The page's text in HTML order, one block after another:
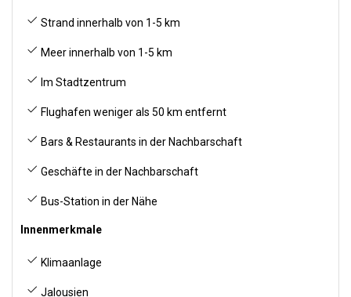
Strand innerhalb von 1-5 km
Meer innerhalb von 1-5 km
Im Stadtzentrum
Flughafen weniger als 50 km entfernt
Bars & Restaurants in der Nachbarschaft
Geschäfte in der Nachbarschaft
Bus-Station in der Nähe
Innenmerkmale
Klimaanlage
Jalousien